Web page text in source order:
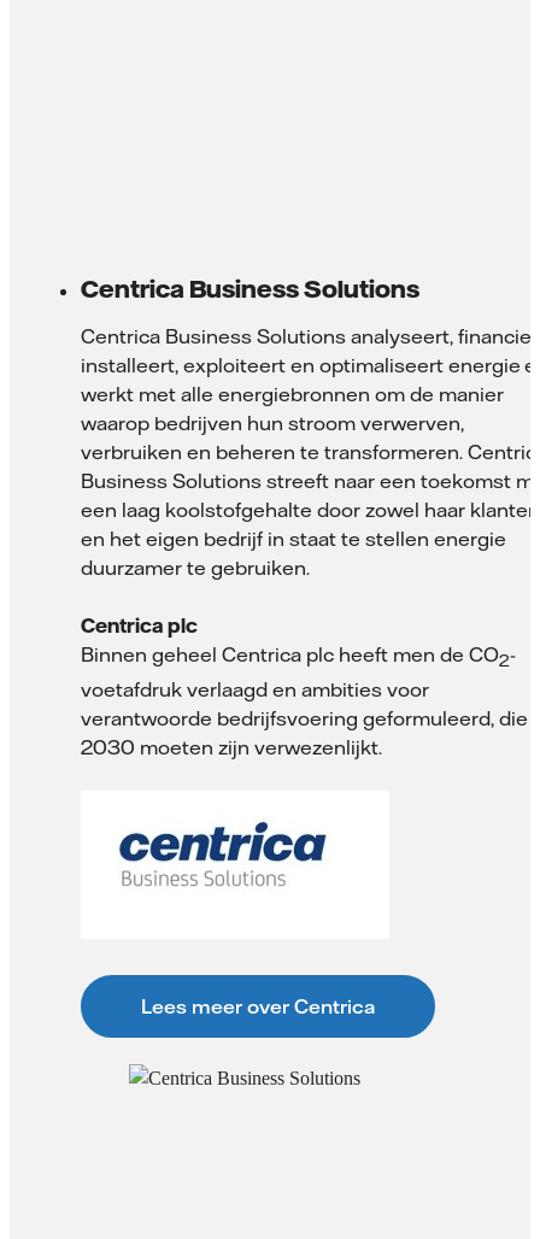
Centrica Business Solutions
Centrica Business Solutions analyseert,
installeert, exploiteert en optimaliseert energie
werkt met alle energiebronnen om de manier
waarop bedrijven hun stroom verwerven,
verbruiken en beheren te transformeren.
Business Solutions streeft naar een toekomst
een laag koolstofgehalte door zowel haar klanten
en het eigen bedrijf in staat te stellen energie
duurzamer te gebruiken.
Centrica plc
Binnen geheel Centrica plc heeft men de CO2-
voetafdruk verlaagd en ambities voor
verantwoorde bedrijfsvoering geformuleerd, die
2030 moeten zijn verwezenlijkt.
Lees meer over Centrica